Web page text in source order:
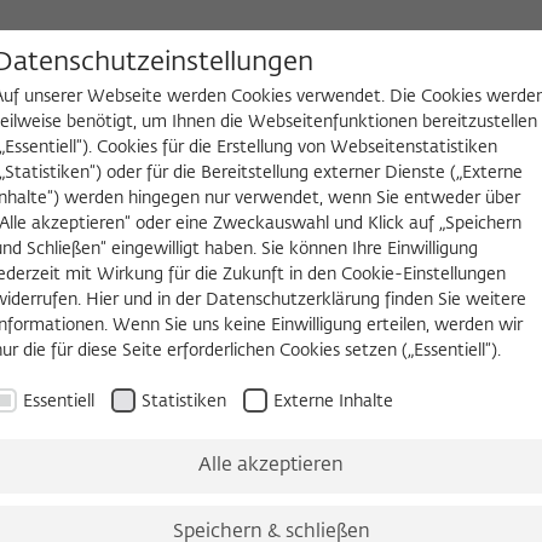
WIKOTHEK FELLOW WERDEN
2027 Permanent Fellows Alumni
2022/2023
Karin Leonhard, Dr. phil.
Professorin für Kunstgeschichte
Universität Konstanz
Geboren 1969 in München, Deutschland
unserer Webseite werden Cookies verwendet. Die Cookies
benötigt, um Ihnen die Webseitenfunktionen bereitzustellen
Cookies für die Erstellung von Webseitenstatistiken
oder für die Bereitstellung externer Dienste („Externe
Inhalte“) werden hingegen nur verwendet, wenn Sie entweder über
akzeptieren“ oder eine Zweckauswahl und Klick auf „Speichern
Schließen“ eingewilligt haben. Sie können Ihre Einwilligung
mit Wirkung für die Zukunft in den Cookie-Einstellungen
Hier und in der Datenschutzerklärung finden Sie weitere
Informationen. Wenn Sie uns keine Einwilligung erteilen, werden wir
die für diese Seite erforderlichen Cookies setzen („Essentiell“).
Essentiell Statistiken Externe Inhalte
Alle akzeptieren
Speichern & schließen